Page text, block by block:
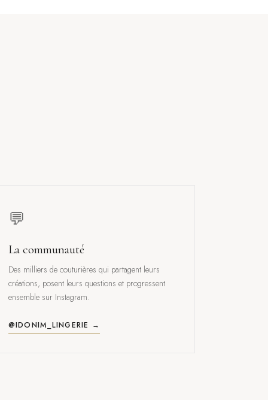
💬
La communauté
Des milliers de couturières qui partagent leurs
créations, posent leurs questions et progressent
ensemble sur Instagram.
@IDONIM_LINGERIE →